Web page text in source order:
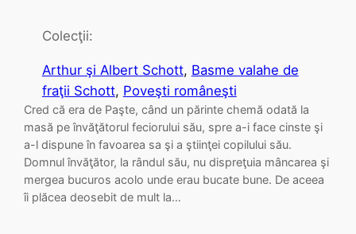
Colecţii:
Arthur şi Albert Schott, Basme valahe de
fraţii Schott, Poveşti româneşti
Cred că era de Paşte, când un părinte chemă odată la
masă pe învăţătorul feciorului său, spre a-i face cinste şi
a-l dispune în favoarea sa şi a ştiinţei copilului său.
Domnul învăţător, la rândul său, nu dispreţuia mâncarea şi
mergea bucuros acolo unde erau bucate bune. De aceea
îi plăcea deosebit de mult la…